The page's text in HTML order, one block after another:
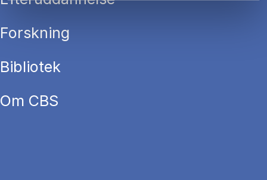
Forskning
Bibliotek
Om CBS